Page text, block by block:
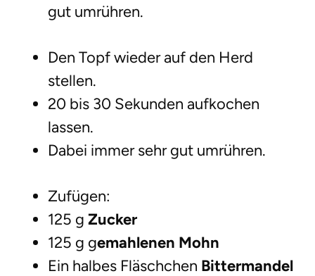
gut umrühren.
Den Topf wieder auf den Herd
stellen.
20 bis 30 Sekunden aufkochen
lassen.
Dabei immer sehr gut umrühren.
Zufügen:
125 g Zucker
125 g gemahlenen Mohn
Ein halbes Fläschchen Bittermandel